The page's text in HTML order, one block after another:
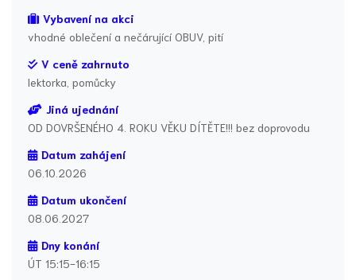
Vybavení na akci
vhodné oblečení a nečárující OBUV, pití
V ceně zahrnuto
lektorka, pomůcky
Jiná ujednání
OD DOVRŠENÉHO 4. ROKU VĚKU DÍTĚTE!!! bez doprovodu
Datum zahájení
06.10.2026
Datum ukončení
08.06.2027
Dny konání
ÚT 15:15-16:15